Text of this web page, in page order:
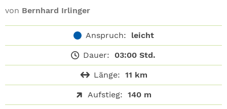
von Bernhard Irlinger
Anspruch: leicht
Dauer: 03:00 Std.
Länge: 11 km
Aufstieg: 140 m
SHOP